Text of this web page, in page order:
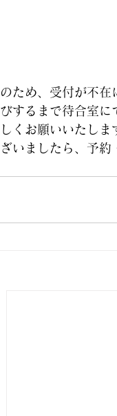
ため、受付が不在
するまで待合室に
くお願いいたしま
いましたら、予約